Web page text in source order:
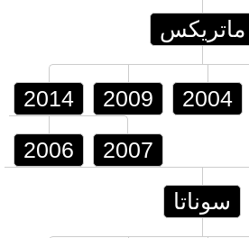
ماتريكس
2014 2009 2004
2006 2007
سوناتا